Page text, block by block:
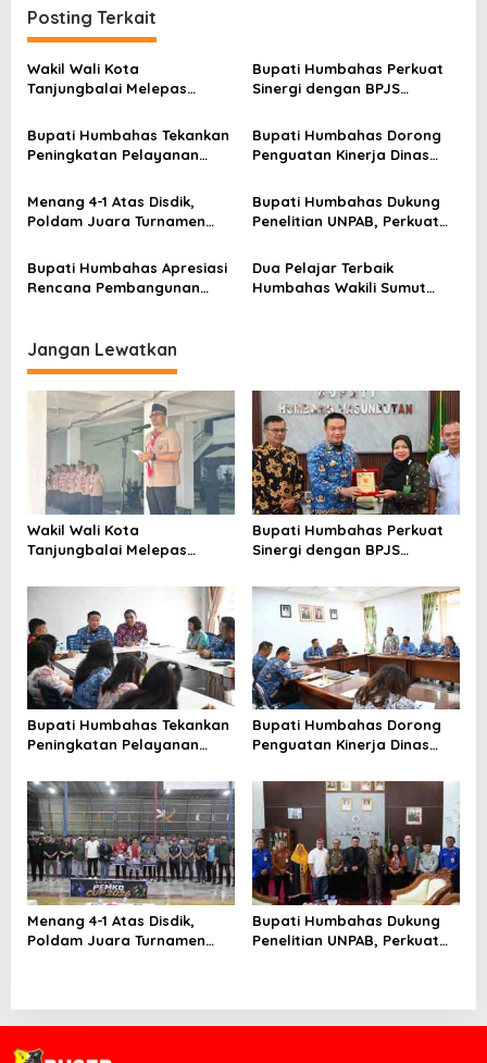
a
s
i
o
s
Posting Terkait
Wakil Wali Kota
Tanjungbalai Melepas
Kontingen Pramuka
Tanjungbalai Ikuti Jamnas
XII di Cibubur
Bupati Humbahas Perkuat
Sinergi dengan BPJS
Perluas Perlindungan
Pekerja
Bupati Humbahas Tekankan
Peningkatan Pelayanan
Utamakan Profesionalisme
dan Integritas
Bupati Humbahas Dorong
Penguatan Kinerja Dinas
SDM Berkualitas
Menang 4-1 Atas Disdik,
Poldam Juara Turnamen
Bupati Humbahas Dukung
Penelitian UNPAB, Perkuat
Toba
Bupati Humbahas Apresiasi
Rencana Pembangunan
Dua Pelajar Terbaik
Humbahas Wakili Sumut
Jangan Lewatkan
Wakil Wali Kota
Tanjungbalai Melepas
Kontingen Pramuka
Tanjungbalai Ikuti Jamnas
XII di Cibubur
Bupati Humbahas Perkuat
Sinergi dengan BPJS
Perluas Perlindungan
Pekerja
Bupati Humbahas Tekankan
Peningkatan Pelayanan
Utamakan Profesionalisme
dan Integritas
Bupati Humbahas Dorong
Penguatan Kinerja Dinas
SDM Berkualitas
Menang 4-1 Atas Disdik,
Poldam Juara Turnamen
Bupati Humbahas Dukung
Penelitian UNPAB, Perkuat